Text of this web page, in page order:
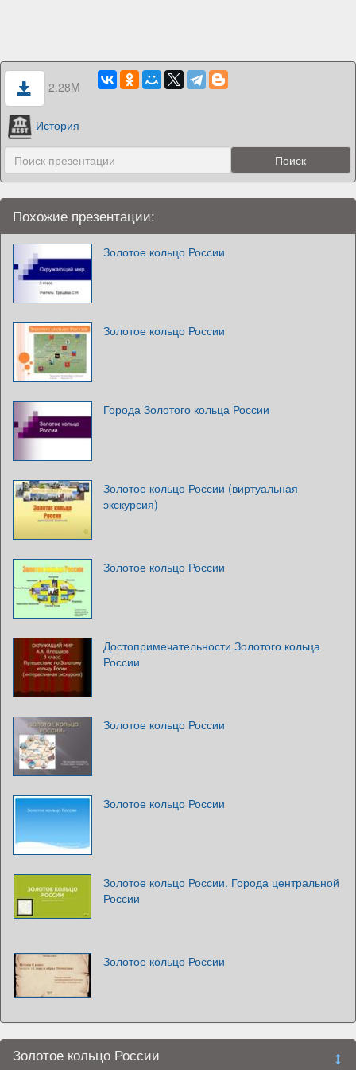
2.28M
История
Похожие презентации:
Золотое кольцо России
Золотое кольцо России
Города Золотого кольца России
Золотое кольцо России (виртуальная
экскурсия)
Золотое кольцо России
Достопримечательности Золотого кольца
России
Золотое кольцо России
Золотое кольцо России
Золотое кольцо России. Города центральной
России
Золотое кольцо России
Золотое кольцо России